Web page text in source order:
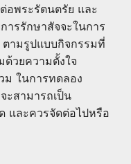
อพระรัตนตรัย และ
ารรักษาสัจจะในการ
ตามรูปแบบกิจกรรมที่
ด้วยความตั้งใจ
ม ในการทดลอง
ะสามารถเป็น
และควรจัดต่อไปหรือ